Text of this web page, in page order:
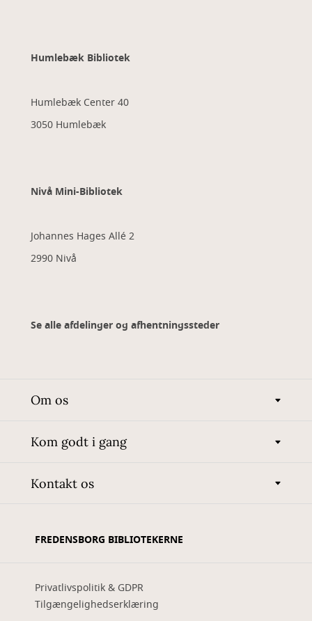
Humlebæk Bibliotek
Humlebæk Center 40
3050 Humlebæk
Nivå Mini-Bibliotek
Johannes Hages Allé 2
2990 Nivå
Se alle afdelinger og afhentningssteder
Om os
Kom godt i gang
Kontakt os
FREDENSBORG BIBLIOTEKERNE
Privatlivspolitik & GDPR
Tilgængelighedserklæring